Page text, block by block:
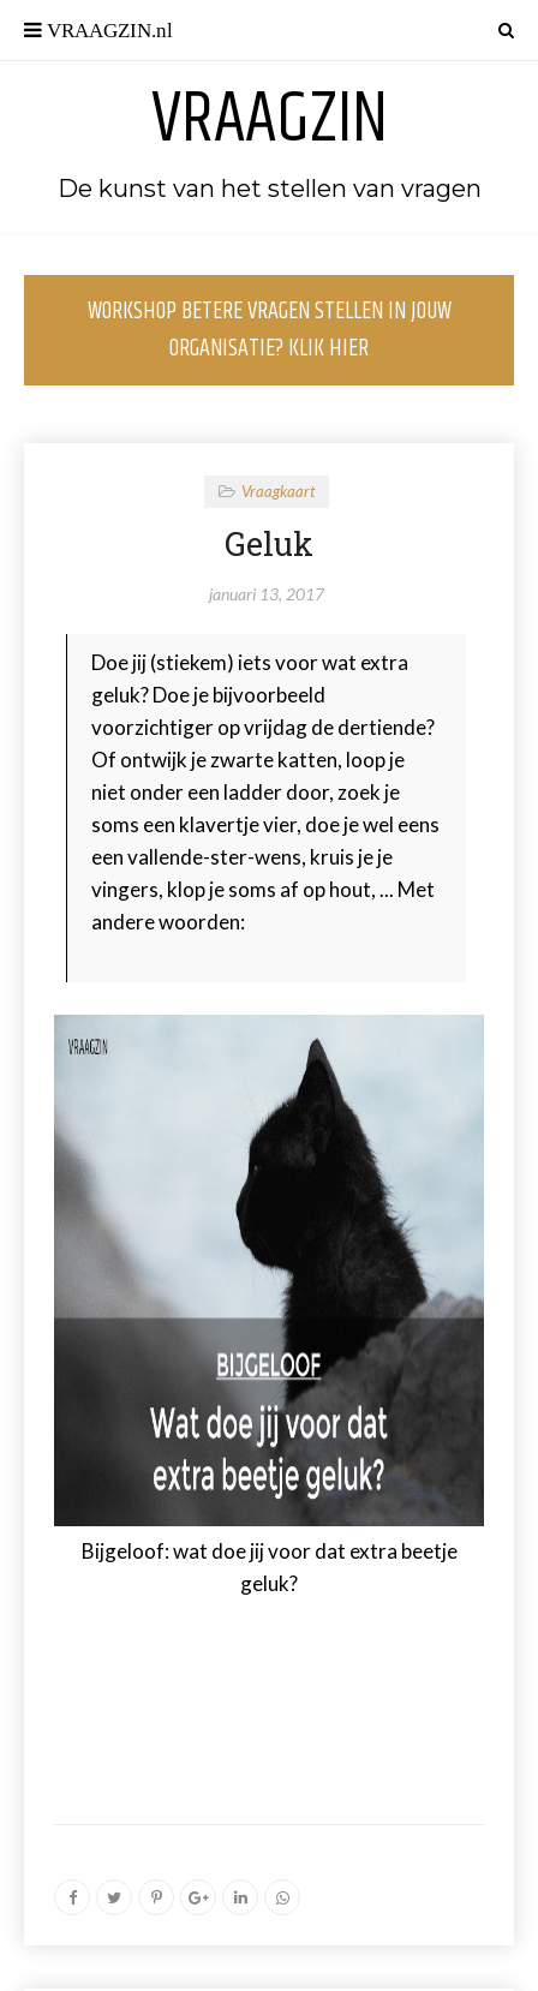
VRAAGZIN
De kunst van het stellen van vragen
WORKSHOP BETERE VRAGEN STELLEN IN JOUW
ORGANISATIE? KLIK HIER
Vraagkaart
Geluk
januari 13, 2017
Doe jij (stiekem) iets voor wat extra
geluk? Doe je bijvoorbeeld
voorzichtiger op vrijdag de dertiende?
Of ontwijk je zwarte katten, loop je
niet onder een ladder door, zoek je
soms een klavertje vier, doe je wel eens
een vallende-ster-wens, kruis je je
vingers, klop je soms af op hout, ... Met
andere woorden:
Bijgeloof: wat doe jij voor dat extra beetje
geluk?